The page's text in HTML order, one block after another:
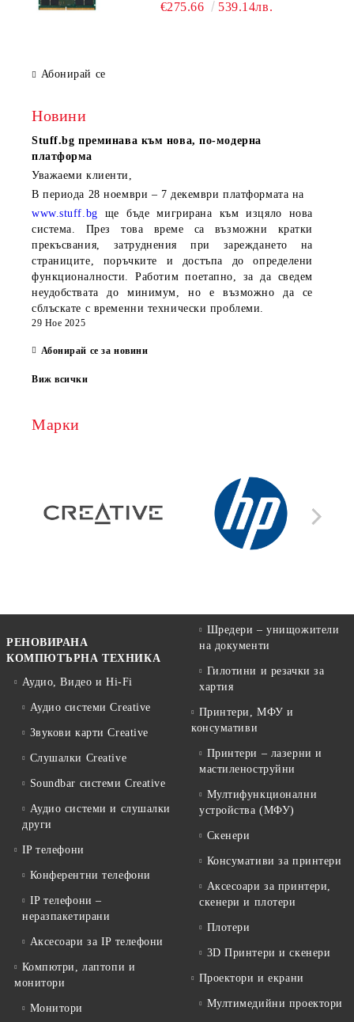
€275.66 539.14лв.
Абонирай се
Новини
Stuff.bg преминава към нова, по-модерна
платформа
Уважаеми клиенти,
В периода 28 ноември – 7 декември платформата на
www.stuff.bg ще бъде мигрирана към изцяло нова
система. През това време са възможни кратки
прекъсвания, затруднения при зареждането на
страниците, поръчките и достъпа до определени
функционалности. Работим поетапно, за да сведем
неудобствата до минимум, но е възможно да се
сблъскате с временни технически проблеми.
29 Ное 2025
Абонирай се за новини
Виж всички
Марки
РЕНОВИРАНА
КОМПЮТЪРНА ТЕХНИКА
Аудио, Видео и Hi-Fi
Аудио системи Creative
Звукови карти Creative
Слушалки Creative
Soundbar системи Creative
Аудио системи и слушалки
други
IP телефони
Конферентни телефони
IP телефони –
неразпакетирани
Аксесоари за IP телефони
Компютри, лаптопи и
монитори
Монитори
Шредери – унищожители
на документи
Гилотини и резачки за
хартия
Принтери, МФУ и
консумативи
Принтери – лазерни и
мастиленоструйни
Мултифункционални
устройства (МФУ)
Скенери
Консумативи за принтери
Аксесоари за принтери,
скенери и плотери
Плотери
3D Принтери и скенери
Проектори и екрани
Мултимедийни проектори